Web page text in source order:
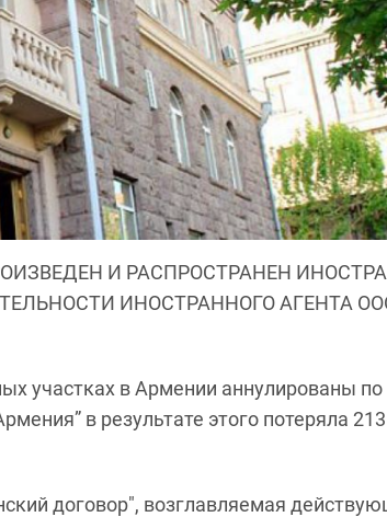
И РАСПРОСТРАНЕН
ИНОСТРАННОГО АГЕНТА
участках в Армении аннулированы по
в результате этого потеряла 213
договор", возглавляемая